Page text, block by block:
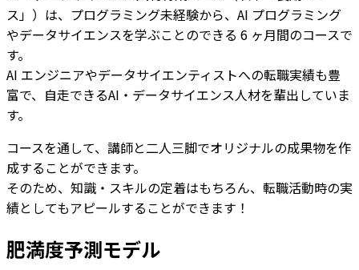
ス」）は、プログラミング未経験から、AI プログラミング
やデータサイエンスを学ぶことのできる 6 ヶ月間のコースで
す。
AI エンジニアやデータサイエンティストへの転職実績も豊
富で、自走できるAI・データサイエンス人材を輩出していま
す。
コースを通して、講師と二人三脚でオリジナルの成果物を作
成することができます。
そのため、知識・スキルの定着はもちろん、転職活動時の実
績としてもアピールすることができます！
肥満度予測モデル